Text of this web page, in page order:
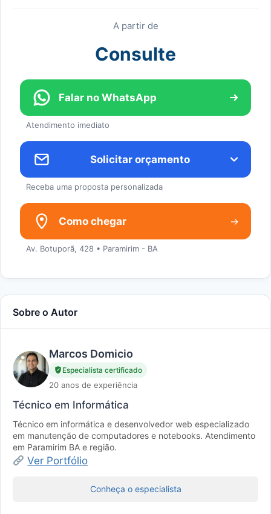
A partir de
Consulte
Falar no WhatsApp
Atendimento imediato
Solicitar orçamento
Receba uma proposta personalizada
Como chegar →
Av. Botuporã, 428 • Paramirim - BA
Sobre o Autor
Marcos Domicio
Especialista certificado
20 anos de experiência
Técnico em Informática
Técnico em informática e desenvolvedor web especializado
em manutenção de computadores e notebooks. Atendimento
em Paramirim BA e região.
Ver Portfólio
Conheça o especialista